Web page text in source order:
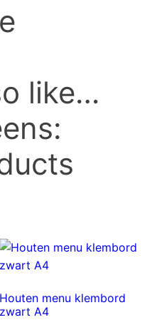
like…
Houten menu klembord
zwart A4